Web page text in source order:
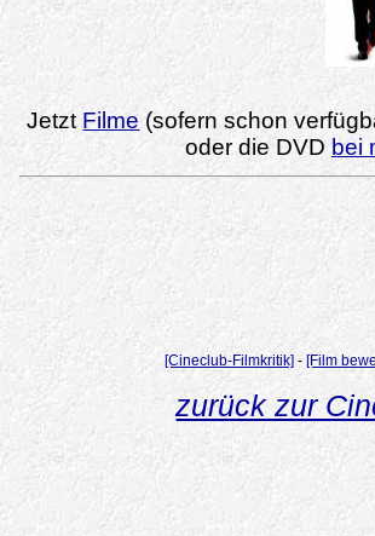
Jetzt Filme (sofern schon
oder die DVD bei
[Cineclub-Filmkritik] - [Film
zurück zur